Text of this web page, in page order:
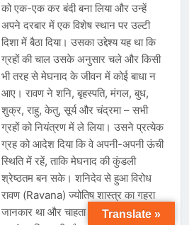
को एक-एक कर बंदी बना लिया और उन्हें
अपने दरबार में एक विशेष स्थान पर उल्टी
दिशा में बैठा दिया। उसका उद्देश्य यह था कि
ग्रहों की चाल उसके अनुसार चले और किसी
भी तरह से मेघनाद के जीवन में कोई बाधा न
आए। रावण ने शनि, बृहस्पति, मंगल, बुध,
शुक्र, राहु, केतु, सूर्य और चंद्रमा – सभी
ग्रहों को नियंत्रण में ले लिया। उसने प्रत्येक
ग्रह को आदेश दिया कि वे अपनी-अपनी ऊंची
स्थिति में रहें, ताकि मेघनाद की कुंडली
श्रेष्ठतम बन सके। शनिदेव से हुआ विरोध
रावण (Ravana) ज्योतिष शास्त्र का गहरा
जानकार था और चाहता था कि उसका पुत्र
Translate »